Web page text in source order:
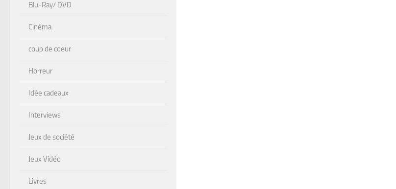
Blu-Ray/ DVD
Cinéma
coup de coeur
Horreur
Idée cadeaux
Interviews
Jeux de société
Jeux Vidéo
Livres